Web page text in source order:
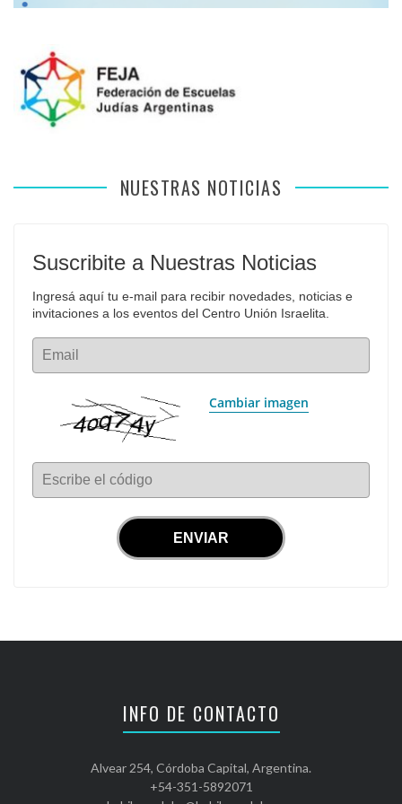
NUESTRAS NOTICIAS
Suscribite a Nuestras Noticias
Ingresá aquí tu e-mail para recibir novedades, noticias e
invitaciones a los eventos del Centro Unión Israelita.
Email
Cambiar imagen
Escribe el código
INFO DE CONTACTO
Alvear 254, Córdoba Capital, Argentina.
+54-351-5892071